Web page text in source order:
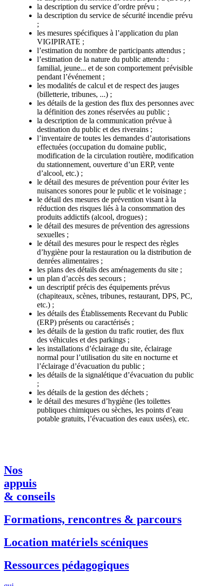
la description du service d’ordre prévu ;
la description du service de sécurité incendie prévu
;
les mesures spécifiques à l’application du plan
VIGIPIRATE ;
l’estimation du nombre de participants attendus ;
l’estimation de la nature du public attendu :
familial, jeune... et de son comportement prévisible
pendant l’événement ;
les modalités de calcul et de respect des jauges
(billetterie, tribunes, ...) ;
les détails de la gestion des flux des personnes avec
la définition des zones réservées au public ;
la description de la communication prévue à
destination du public et des riverains ;
l’inventaire de toutes les demandes d’autorisations
effectuées (occupation du domaine public,
modification de la circulation routière, modification
du stationnement, ouverture d’un ERP, vente
d’alcool, etc.) ;
le détail des mesures de prévention pour éviter les
nuisances sonores pour le public et le voisinage ;
le détail des mesures de prévention visant à la
réduction des risques liés à la consommation des
produits addictifs (alcool, drogues) ;
le détail des mesures de prévention des agressions
sexuelles ;
le détail des mesures pour le respect des règles
d’hygiène pour la restauration ou la distribution de
denrées alimentaires ;
les plans des détails des aménagements du site ;
un plan d’accès des secours ;
un descriptif précis des équipements prévus
(chapiteaux, scènes, tribunes, restaurant, DPS, PC,
etc.) ;
les détails des Établissements Recevant du Public
(ERP) présents ou caractérisés ;
les détails de la gestion du trafic routier, des flux
des véhicules et des parkings ;
les installations d’éclairage du site, éclairage
normal pour l’utilisation du site en nocturne et
l’éclairage d’évacuation du public ;
les détails de la signalétique d’évacuation du public
;
les détails de la gestion des déchets ;
le détail des mesures d’hygiène (les toilettes
publiques chimiques ou sèches, les points d’eau
potable gratuits, l’évacuation des eaux usées), etc.
Nos
appuis
& conseils
Formations, rencontres & parcours
Location matériels scéniques
Ressources pédagogiques